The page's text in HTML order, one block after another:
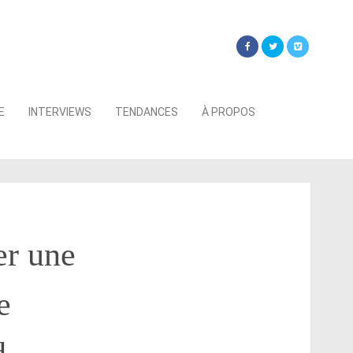
INTERVIEWS TENDANCES À PROPOS
une